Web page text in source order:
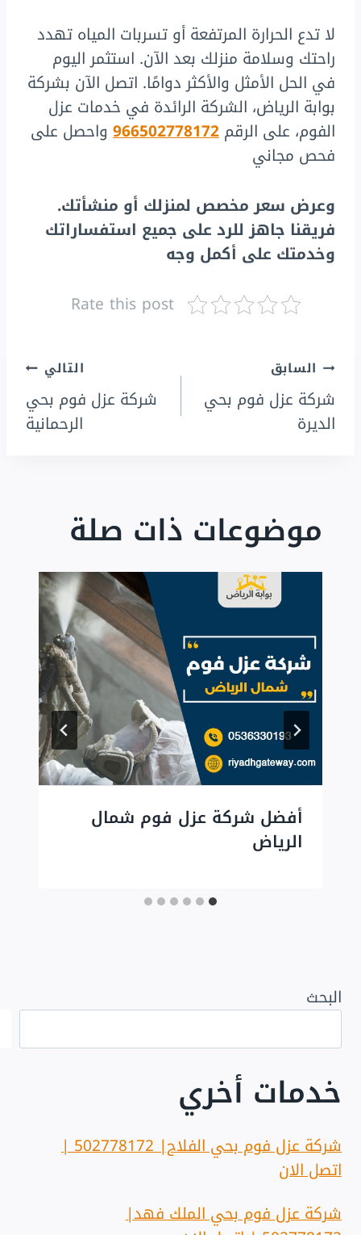
لا تدع الحرارة المرتفعة أو تسربات المياه تهدد
راحتك وسلامة منزلك بعد الآن. استثمر اليوم
في الحل الأمثل والأكثر دوامًا. اتصل الآن بشركة
بوابة الرياض، الشركة الرائدة في خدمات عزل
الفوم، على الرقم966502778172 واحصل على
فحص مجاني
وعرض سعر مخصص لمنزلك أو منشأتك.
فريقنا جاهز للرد على جميع استفساراتك
وخدمتك على أكمل وجه
Rate this post
تصفّح
المقالات
السابق
شركة عزل فوم بحي
الديرة
التالي
شركة عزل فوم بحي
الرحمانية
موضوعات ذات صلة
أفضل شركة عزل فوم شمال
الرياض
البحث
خدمات أخري
شركة عزل فوم بحي الفلاح| 502778172 |
اتصل الان
شركة عزل فوم بحي الملك فهد|